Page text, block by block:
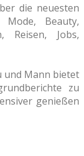
die neuesten
Mode, Beauty,
Reisen, Jobs,
und Mann bietet
zu
genießen